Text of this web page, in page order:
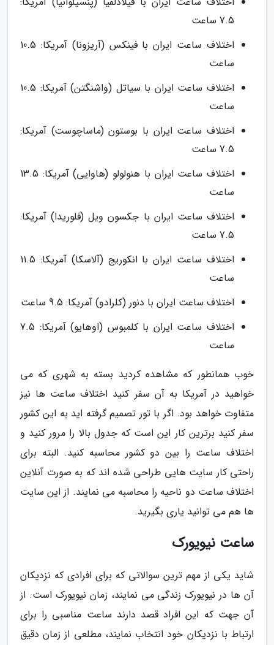
7.5 ساعت
اختلاف ساعت ایران با فینکس (آریزونا) آمریکا: 10.5
ساعت
اختلاف ساعت ایران با سیاتل (واشنگتن) آمریکا: 10.5
ساعت
اختلاف ساعت ایران با بوستون (ماساچوست) آمریکا:
7.5 ساعت
اختلاف ساعت ایران با هنولولو (هاوایی) آمریکا: 13.5
ساعت
اختلاف ساعت ایران با جکسون ویل (فلوریدا) آمریکا:
7.5 ساعت
اختلاف ساعت ایران با انکوریج (آلاسکا) آمریکا: 11.5
ساعت
اختلاف ساعت ایران با دنور (کلرادو) آمریکا: 9.5 ساعت
اختلاف ساعت ایران با کلمبوس (اوهایو) آمریکا: 7.5
ساعت
خوب همانطور که مشاهده کردید بسته به شهری که می
خواهید در آمریکا به آن سفر کنید اختلاف ساعت ها نیز
متفاوت خواهد بود. اگر با تور تصمیم گرفته اید به این کشور
سفر کنید برترین کار این است که جدول بالا را مرور کنید و
اختلاف ساعت را بین دو کشور محاسبه کنید. البته برای
راحتی کار سایت هایی طراحی شده اند که به صورت آنلاین
اختلاف ساعت دو ناحیه را محاسبه می نمایند. از این سایت
ها هم می توانید یاری بگیرید.
ساعت نیویورک
شاید یکی از مهم ترین سوالاتی که برای افرادی که نزدیکان
آن ها در نیویورک زندگی می نمایند، زمان نیویورک است. از
آن جهت که این افراد قصد دارند ساعت مناسبی را برای
ارتباط با نزدیکان خود انتخاب نمایند، مطلعی از زمان دقیق